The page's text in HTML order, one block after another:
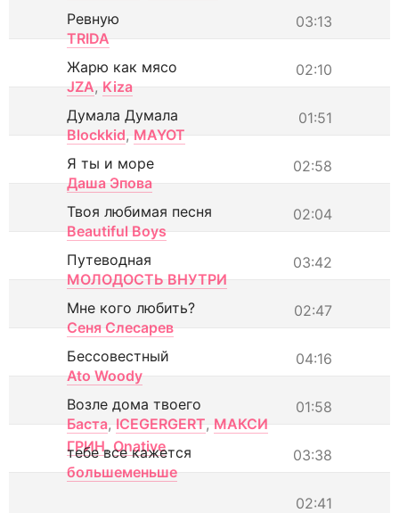
03:13
Ревную
TRIDA
02:10
Жарю как мясо
JZA, Kiza
01:51
Думала Думала
Blockkid, MAYOT
02:58
Я ты и море
Даша Эпова
02:04
Твоя любимая песня
Beautiful Boys
03:42
Путеводная
МОЛОДОСТЬ ВНУТРИ
02:47
Мне кого любить?
Сеня Слесарев
04:16
Бессовестный
Ato Woody
01:58
Возле дома твоего
Баста, ICEGERGERT, МАКСИ
ГРИН, Onative 03:38
тебе все кажется
большеменьше
02:41